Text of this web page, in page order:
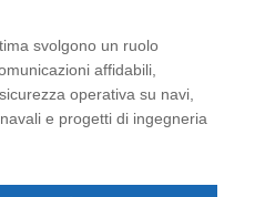
svolgono un ruolo
affidabili,
operativa su navi,
e progetti di ingegneria